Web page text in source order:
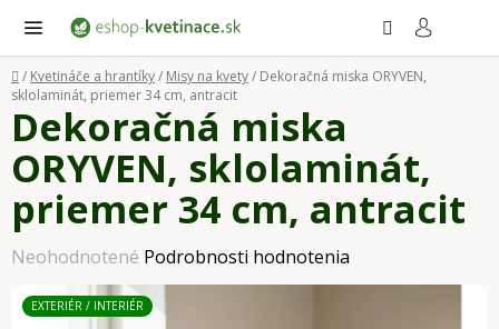
obsah
Domov
/ Kvetináče a hrantíky/ Misy na kvety/ Dekoračná miska ORYVEN,
sklolaminát, priemer 34 cm, antracit
Dekoračná miska
ORYVEN, sklolaminát,
priemer 34 cm, antracit
Priemerné
hodnotenie
produktu
Neohodnotené Podrobnosti hodnotenia
EXTERIÉR / INTERIÉR